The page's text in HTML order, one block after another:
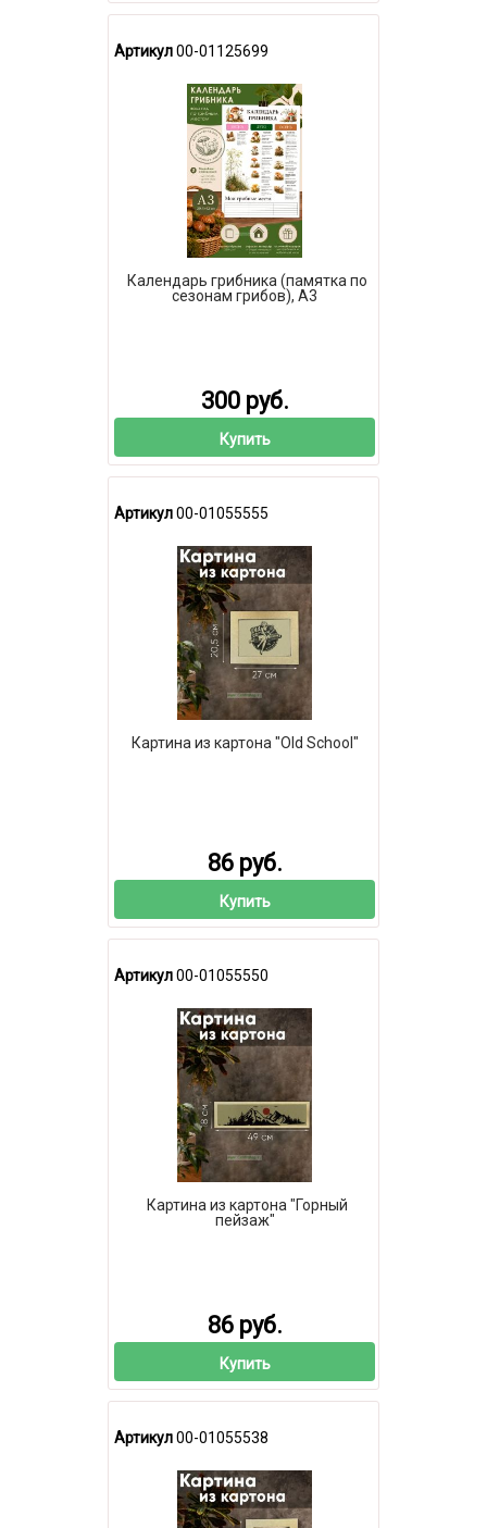
Артикул00-01125699
Календарь грибника (памятка по
сезонам грибов), А3
300 руб.
Купить
Артикул00-01055555
Картина из картона "Old School"
86 руб.
Купить
Артикул00-01055550
Картина из картона "Горный
пейзаж"
86 руб.
Купить
Артикул00-01055538